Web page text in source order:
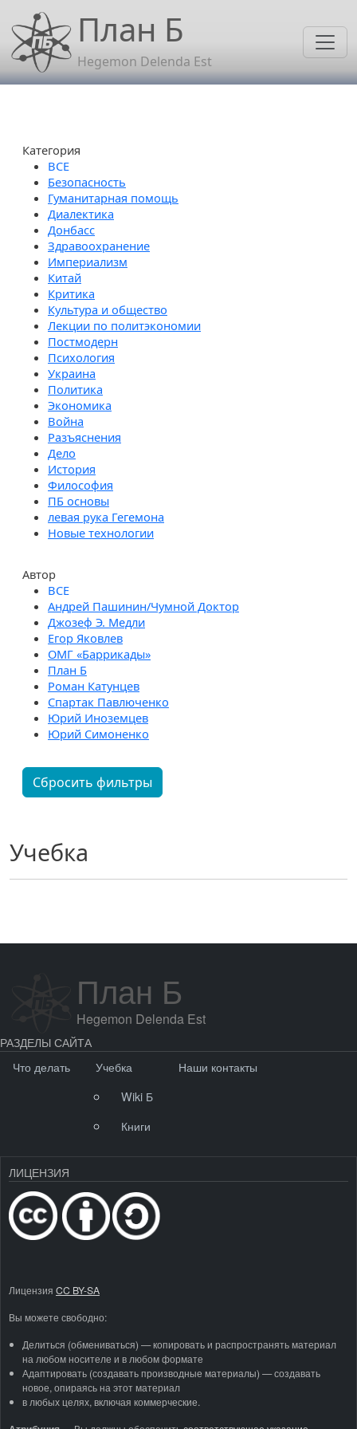
Перейти к основному содержанию
План Б
Hegemon Delenda Est
Учебка
Категория
Безопасность
Гуманитарная помощь
Диалектика
Донбасс
Здравоохранение
Империализм
Китай
Критика
Культура и общество
Лекции по политэкономии
Постмодерн
Психология
Украина
Политика
Экономика
Война
Разъяснения
Дело
История
Философия
ПБ основы
левая рука Гегемона
Новые технологии
Автор
Андрей Пашинин/Чумной Доктор
Джозеф Э. Медли
Егор Яковлев
ОМГ «Баррикады»
План Б
Роман Катунцев
Спартак Павлюченко
Юрий Иноземцев
Юрий Симоненко
Сбросить фильтры
План Б
Hegemon Delenda Est
РАЗДЕЛЫ САЙТА
Что делать
Учебка
Wiki Б
Книги
Наши контакты
ЛИЦЕНЗИЯ
Лицензия CC BY-SA
Вы можете свободно:
Делиться (обмениваться) — копировать и распространять материал
на любом носителе и в любом формате
Адаптировать (создавать производные материалы) — создавать
новое, опираясь на этот материал
в любых целях, включая коммерческие.